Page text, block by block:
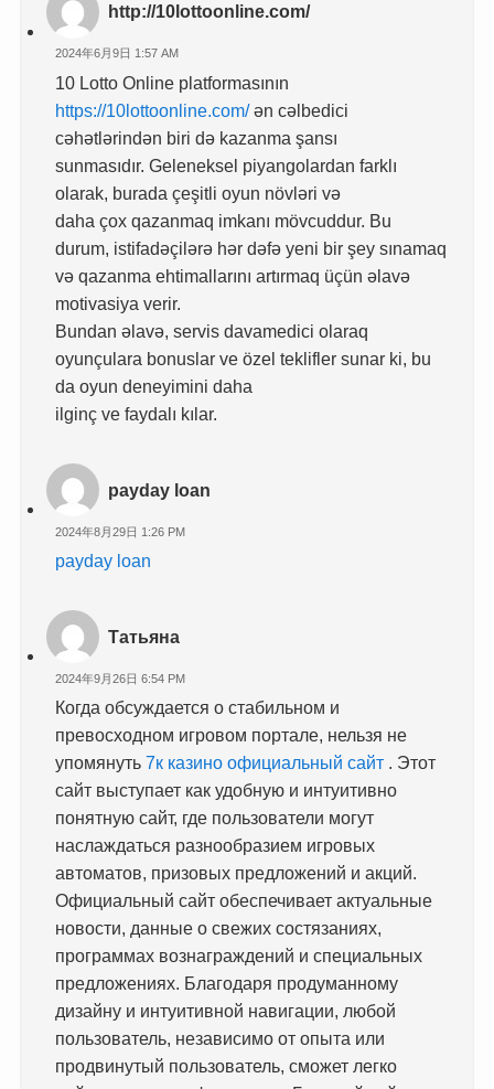
http://10lottoonline.com/
2024年6月9日 1:57 AM
10 Lotto Online platformasının
https://10lottoonline.com/ən cəlbedici
cəhətlərindən biri də kazanma şansı
sunmasıdır. Geleneksel piyangolardan farklı
olarak, burada çeşitli oyun növləri və
daha çox qazanmaq imkanı mövcuddur. Bu
durum, istifadəçilərə hər dəfə yeni bir şey sınamaq
və qazanma ehtimallarını artırmaq üçün əlavə
motivasiya verir.
Bundan əlavə, servis davamedici olaraq
oyunçulara bonuslar ve özel teklifler sunar ki, bu
da oyun deneyimini daha
ilginç ve faydalı kılar.
payday loan
2024年8月29日 1:26 PM
payday loan
Татьяна
2024年9月26日 6:54 PM
Когда обсуждается о стабильном и
превосходном игровом портале, нельзя не
упомянуть7к казино официальный сайт . Этот
сайт выступает как удобную и интуитивно
понятную сайт, где пользователи могут
наслаждаться разнообразием игровых
автоматов, призовых предложений и акций.
Официальный сайт обеспечивает актуальные
новости, данные о свежих состязаниях,
программах вознаграждений и специальных
предложениях. Благодаря продуманному
дизайну и интуитивной навигации, любой
пользователь, независимо от опыта или
продвинутый пользователь, сможет легко